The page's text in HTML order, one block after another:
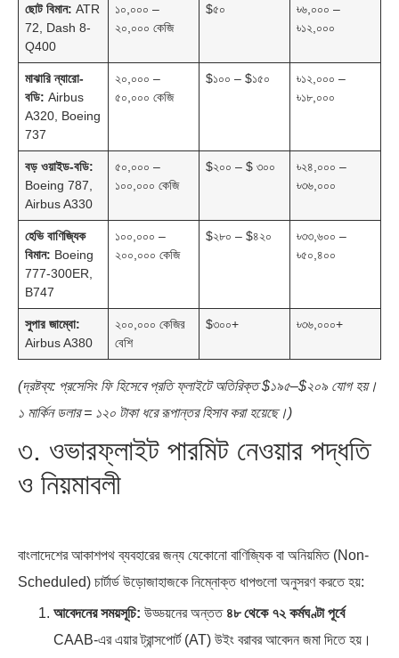
ছোট বিমান: ATR
72, Dash 8-
Q400
১০,০০০ –
২০,০০০ কেজি
$৫০
৳৬,০০০ –
৳১২,০০০
মাঝারি ন্যারো-
বডি: Airbus
A320, Boeing
737
২০,০০০ –
৫০,০০০ কেজি
$১০০ – $১৫০
৳১২,০০০ –
৳১৮,০০০
বড় ওয়াইড-বডি:
Boeing 787,
Airbus A330
৫০,০০০ –
১০০,০০০ কেজি
$২০০ – $ ৩০০
৳২৪,০০০ –
৳৩৬,০০০
হেভি বাণিজ্যিক
বিমান: Boeing
777-300ER,
B747
১০০,০০০ –
২০০,০০০ কেজি
$২৮০ – $৪২০
৳৩৩,৬০০ –
৳৫০,৪০০
সুপার জাম্বো:
Airbus A380
২০০,০০০ কেজির
বেশি
$৩০০+ ৳৩৬,০০০+
(দ্রষ্টব্য: প্রসেসিং ফি হিসেবে প্রতি ফ্লাইটে অতিরিক্ত $১৯৫–$২০৯ যোগ হয়।
১ মার্কিন ডলার = ১২০ টাকা ধরে রূপান্তর হিসাব করা হয়েছে।)
৩. ওভারফ্লাইট পারমিট নেওয়ার পদ্ধতি
ও নিয়মাবলী
বাংলাদেশের আকাশপথ ব্যবহারের জন্য যেকোনো বাণিজ্যিক বা অনিয়মিত (Non-
Scheduled) চার্টার্ড উড়োজাহাজকে নিম্নোক্ত ধাপগুলো অনুসরণ করতে হয়:
আবেদনের সময়সূচি: উড্ডয়নের অন্তত ৪৮ থেকে ৭২ কর্মঘণ্টা পূর্বে
CAAB-এর এয়ার ট্রান্সপোর্ট (AT) উইং বরাবর আবেদন জমা দিতে হয়।